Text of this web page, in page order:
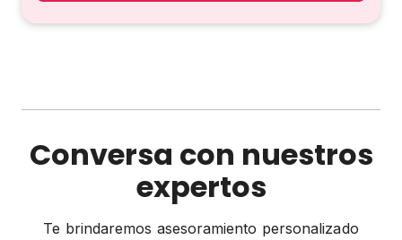
Conversa con nuestros
expertos
Te brindaremos asesoramiento personalizado